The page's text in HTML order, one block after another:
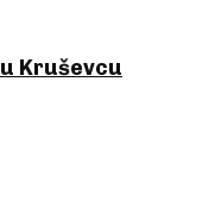
Kruševcu